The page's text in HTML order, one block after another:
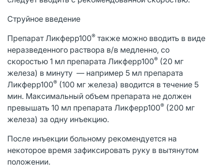
Струйное введение
Препарат Ликферр100® также можно вводить в виде
неразведенного раствора в/в медленно, со
скоростью 1 мл препарата Ликферр100® (20 мг
железа) в минуту — например 5 мл препарата
Ликферр100® (100 мг железа) вводится в течение 5
мин. Максимальный объем препарата не должен
превышать 10 мл препарата Ликферр100® (200 мг
железа) за одну инъекцию.
После инъекции больному рекомендуется на
некоторое время зафиксировать руку в вытянутом
положении.